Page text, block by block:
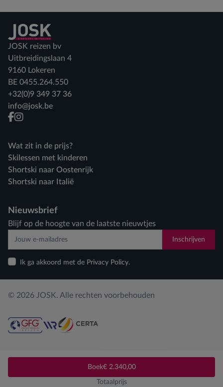
Boek€ 2.340,00
Totaalprijs
Terug naar home
JOSK reizen bv
Uitbreidingslaan 4
9160 Lokeren
BE 0455.264.550
+32(0)9 349 37 36
info@josk.be
facebook
instagram
Wat zit in de prijs?
Skilessen met kinderen
Shortski naar Oostenrijk
Shortski naar Italië
Nieuwsbrief
Blijf op de hoogte van de laatste nieuwtjes
Inschrijven
Ik ga akkoord met de Privacy Policy.
© 2026 JOSK. Alle rechten voorbehouden
Privacy policyCookiebeleidCookies aanpassen
Webdesign by Who Owns The Zebra